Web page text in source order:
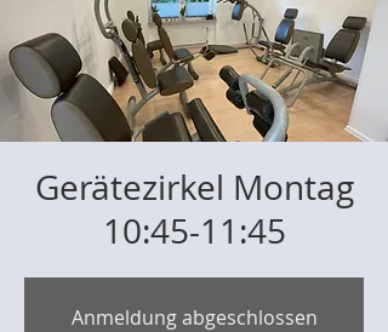
Gerätezirkel Montag
10:45-11:45
Anmeldung abgeschlossen